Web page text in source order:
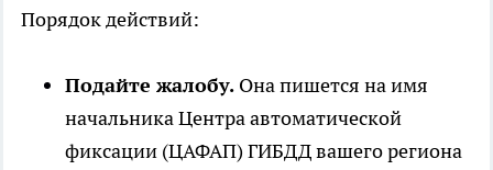
Порядок действий:
Подайте жалобу. Она пишется на имя
начальника Центра автоматической
фиксации (ЦАФАП) ГИБДД вашего региона